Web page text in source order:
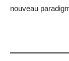
nouveau